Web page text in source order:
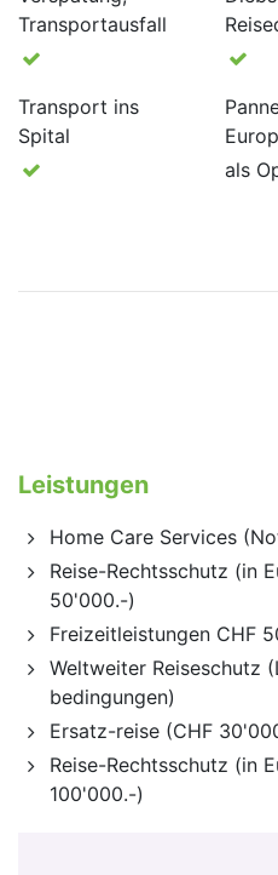
Transportausfall
Transport ins
Spital
als
Leistungen
Home Care Services
Reise-Rechtsschutz (in
50'000.-)
Freizeitleistungen CHF
Welt­weiter Reise­schutz
bedingungen)
Ersatz-reise (CHF
Reise-Rechtsschutz (in
100'000.-)